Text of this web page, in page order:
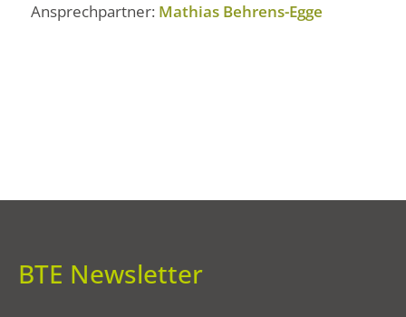
Ansprechpartner: Mathias Behrens-Egge
BTE Newsletter